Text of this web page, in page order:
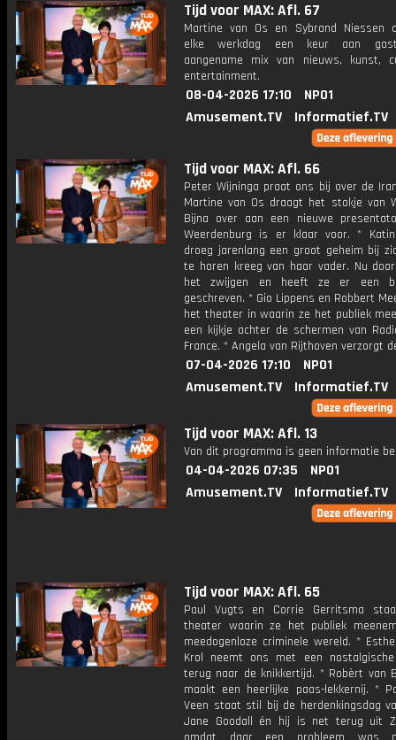
Tijd voor MAX: Afl. 67
Martine van Os en Sybrand Niessen
elke werkdag een keur aan
aangename mix van nieuws, kunst,
entertainment.
08-04-2026 17:10
NPO1
Amusement.TV
Informatief.TV
Tijd voor MAX: Afl. 66
Peter Wijninga praat ons bij over de
Martine van Os draagt het stokje van
Bijna over aan een nieuwe
Weerdenburg is er klaar voor. *
droeg jarenlang een groot geheim bij
te horen kreeg van haar vader. Nu
het zwijgen en heeft ze er een
geschreven. * Gio Lippens en Robbert
het theater in waarin ze het publiek
een kijkje achter de schermen van
France. * Angela van Rijthoven verzorgt
07-04-2026 17:10
NPO1
Amusement.TV
Informatief.TV
Tijd voor MAX: Afl. 13
Van dit programma is geen informatie
04-04-2026 07:35
NPO1
Amusement.TV
Informatief.TV
Tijd voor MAX: Afl. 65
Paul Vugts en Corrie Gerritsma
theater waarin ze het publiek
meedogenloze criminele wereld. *
Krol neemt ons met een
terug naar de knikkertijd. * Robèrt van
maakt een heerlijke paas-lekkernij. *
Veen staat stil bij de herdenkingsdag
Jane Goodall én hij is net terug uit